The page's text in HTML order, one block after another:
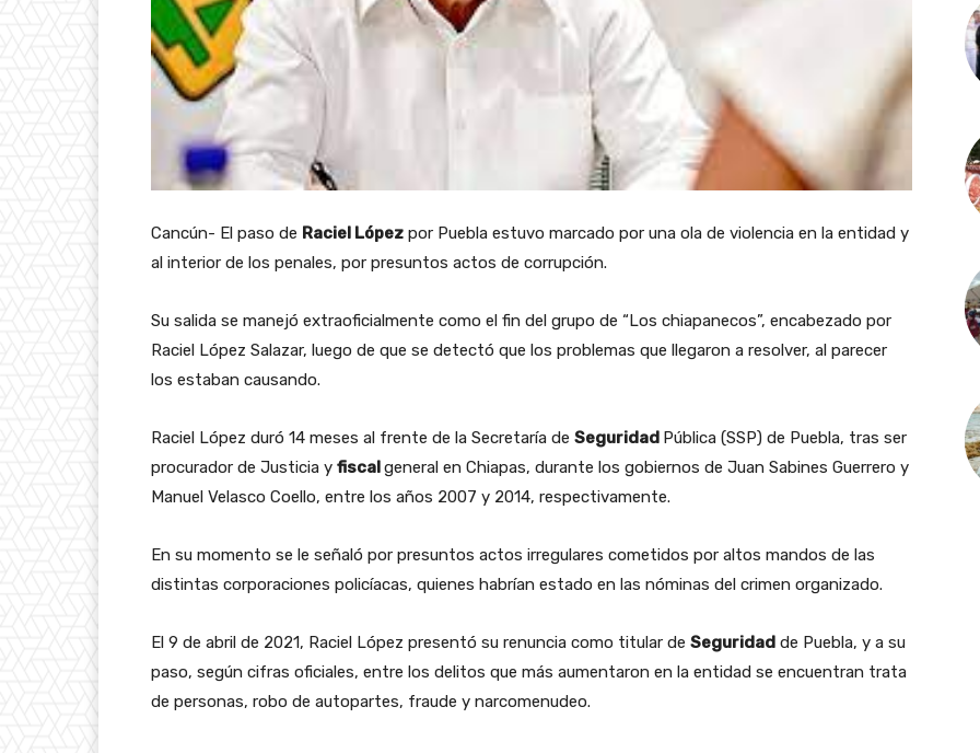
Cancún- El paso de Raciel López por Puebla estuvo marcado por una ola de violencia en la entidad y
al interior de los penales, por presuntos actos de corrupción.
Su salida se manejó extraoficialmente como el fin del grupo de “Los chiapanecos”, encabezado por
Raciel López Salazar, luego de que se detectó que los problemas que llegaron a resolver, al parecer
los estaban causando.
Raciel López duró 14 meses al frente de la Secretaría de Seguridad Pública (SSP) de Puebla, tras ser
procurador de Justicia y fiscalgeneral en Chiapas, durante los gobiernos de Juan Sabines Guerrero y
Manuel Velasco Coello, entre los años 2007 y 2014, respectivamente.
En su momento se le señaló por presuntos actos irregulares cometidos por altos mandos de las
distintas corporaciones policíacas, quienes habrían estado en las nóminas del crimen organizado.
El 9 de abril de 2021, Raciel López presentó su renuncia como titular de Seguridad de Puebla, y a su
paso, según cifras oficiales, entre los delitos que más aumentaron en la entidad se encuentran trata
de personas, robo de autopartes, fraude y narcomenudeo.